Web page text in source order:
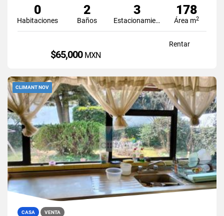
0
Habitaciones
2
Baños
3
Estacionamiento
178
Área m2
Rentar
$65,000 MXN
CLIMANT NOV
CASA VENTA